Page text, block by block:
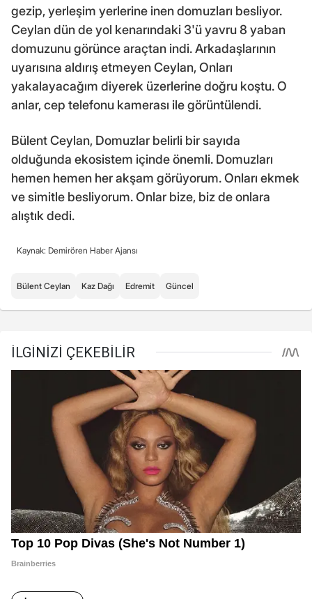
gezip, yerleşim yerlerine inen domuzları besliyor.
Ceylan dün de yol kenarındaki 3'ü yavru 8 yaban
domuzunu görünce araçtan indi. Arkadaşlarının
uyarısına aldırış etmeyen Ceylan, Onları
yakalayacağım diyerek üzerlerine doğru koştu. O
anlar, cep telefonu kamerası ile görüntülendi.
Bülent Ceylan, Domuzlar belirli bir sayıda
olduğunda ekosistem içinde önemli. Domuzları
hemen hemen her akşam görüyorum. Onları ekmek
ve simitle besliyorum. Onlar bize, biz de onlara
alıştık dedi.
Kaynak: Demirören Haber Ajansı
Bülent Ceylan Kaz Dağı Edremit Güncel